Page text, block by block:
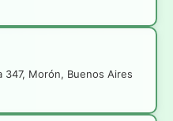
347, Morón, Buenos Aires